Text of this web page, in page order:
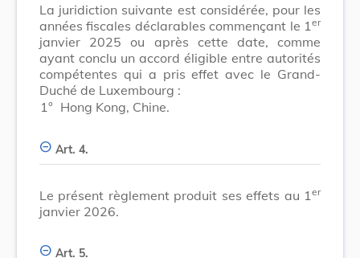
La juridiction suivante est considérée, pour les
années fiscales déclarables commençant le 1 er
janvier 2025 ou après cette date, comme
ayant conclu un accord éligible entre autorités
compétentes qui a pris effet avec le Grand-
Duché de Luxembourg :
1° Hong Kong, Chine.
Art. 4.
Le présent règlement produit ses effets au 1 er
janvier 2026.
Art. 5.